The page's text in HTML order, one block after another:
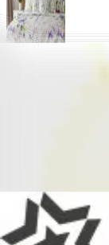
Krepové povlečení